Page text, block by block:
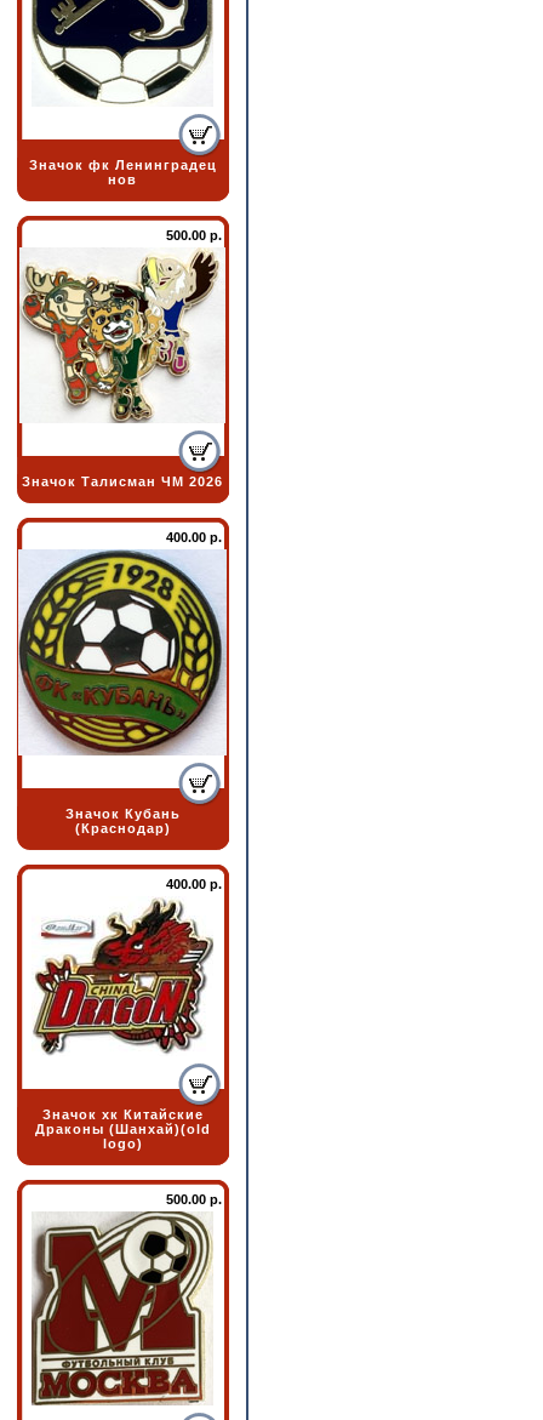
Значок фк Ленинградец
нов
500.00 р.
Значок Талисман ЧМ 2026
400.00 р.
Значок Кубань
(Краснодар)
400.00 р.
Значок хк Китайские
Драконы (Шанхай)(old
logo)
500.00 р.